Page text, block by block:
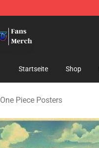
Startseite Shop
One Piece Posters